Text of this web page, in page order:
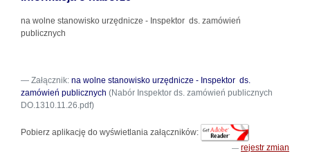
na wolne stanowisko urzędnicze - Inspektor ds. zamówień
publicznych
Załącznik: na wolne stanowisko urzędnicze - Inspektor ds.
zamówień publicznych (Nabór Inspektor ds. zamówień publicznych
DO.1310.11.26.pdf)
Pobierz aplikację do wyświetlania załączników:
rejestr zmian